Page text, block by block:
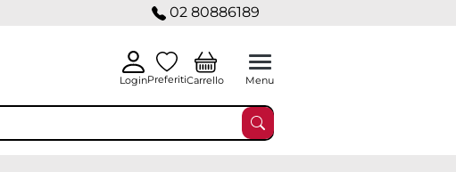
02 80886189
LoginPreferitiCarrello Menu